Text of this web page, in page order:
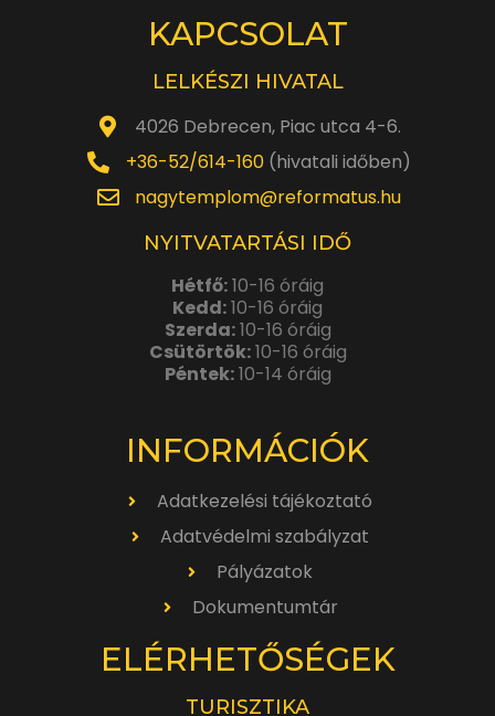
KAPCSOLAT
LELKÉSZI HIVATAL
4026 Debrecen, Piac utca 4-6.
+36-52/614-160(hivatali időben)
nagytemplom@reformatus.hu
NYITVATARTÁSI IDŐ
Hétfő:10-16 óráig
Kedd:10-16 óráig
Szerda:10-16 óráig
Csütörtök:10-16 óráig
Péntek:10-14 óráig
INFORMÁCIÓK
Adatkezelési tájékoztató
Adatvédelmi szabályzat
Pályázatok
Dokumentumtár
ELÉRHETŐSÉGEK
TURISZTIKA